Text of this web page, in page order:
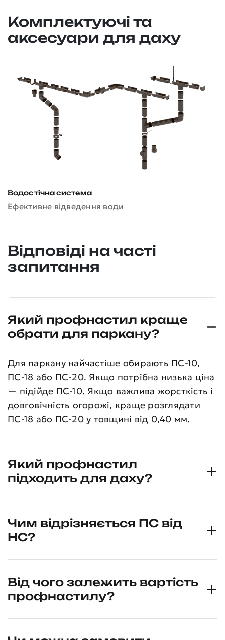
Комплектуючі та
аксесуари для даху
Водостічна система
Ефективне відведення води
Відповіді на часті
запитання
Який профнастил краще
обрати для паркану?
Для паркану найчастіше обирають ПС-10,
ПС-18 або ПС-20. Якщо потрібна низька ціна
— підійде ПС-10. Якщо важлива жорсткість і
довговічність огорожі, краще розглядати
ПС-18 або ПС-20 у товщині від 0,40 мм.
Який профнастил
підходить для даху?
Чим відрізняється ПС від
НС?
Від чого залежить вартість
профнастилу?